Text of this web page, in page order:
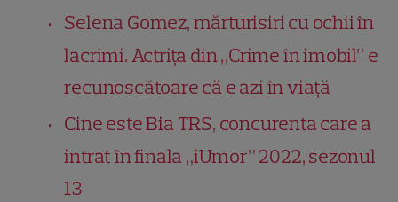
Selena Gomez, mărturisiri cu ochii în
lacrimi. Actrița din „Crime în imobil” e
recunoscătoare că e azi în viață
Cine este Bia TRS, concurenta care a
intrat în finala „iUmor” 2022, sezonul
13